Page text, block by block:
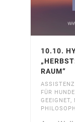
10.10.
RAUM“
FÜR
GEEIGNET,